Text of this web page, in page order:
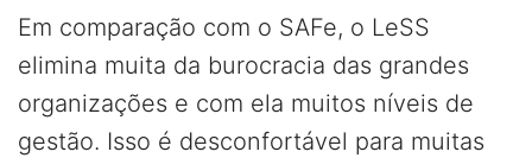
Em comparação com o SAFe, o LeSS
elimina muita da burocracia das grandes
organizações e com ela muitos níveis de
gestão. Isso é desconfortável para muitas